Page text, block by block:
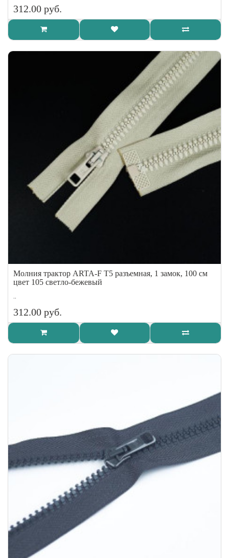
312.00 руб.
Молния трактор ARTA-F Т5 разъемная, 1 замок, 100 см
цвет 105 светло-бежевый
..
312.00 руб.